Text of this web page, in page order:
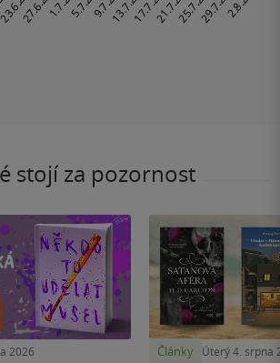
stojí za pozornost
2026 Články Úterý 4. srpna